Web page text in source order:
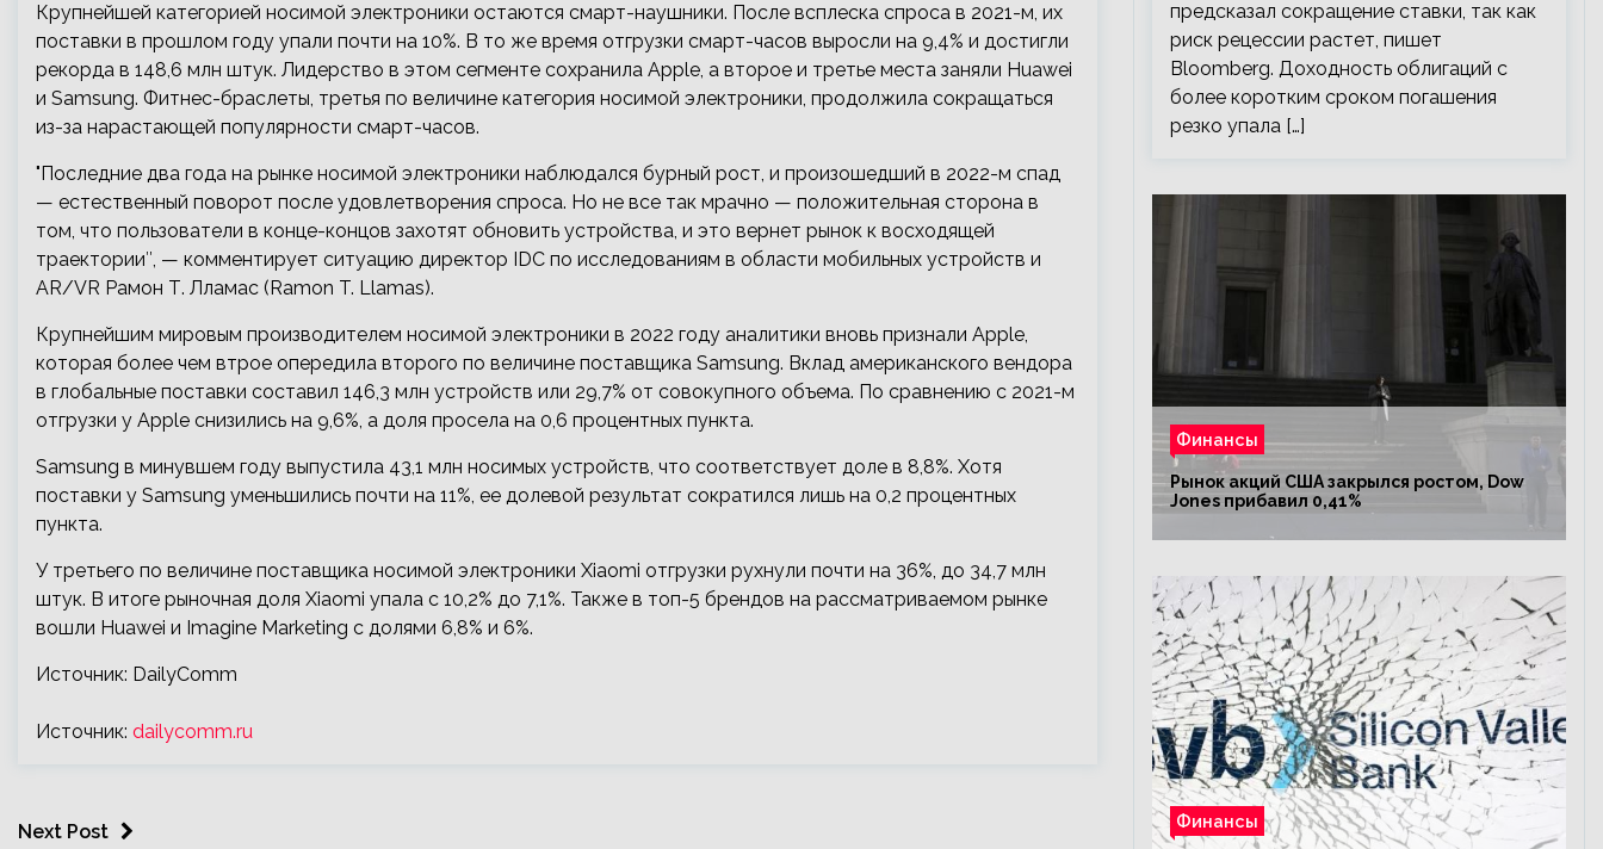
Крупнейшей категорией носимой электроники остаются смарт-наушники. После всплеска спроса в 2021-м, их
поставки в прошлом году упали почти на 10%. В то же время отгрузки смарт-часов выросли на 9,4% и достигли
рекорда в 148,6 млн штук. Лидерство в этом сегменте сохранила Apple, а второе и третье места заняли Huawei
и Samsung. Фитнес-браслеты, третья по величине категория носимой электроники, продолжила сокращаться
из-за нарастающей популярности смарт-часов.
"Последние два года на рынке носимой электроники наблюдался бурный рост, и произошедший в 2022-м спад
— естественный поворот после удовлетворения спроса. Но не все так мрачно — положительная сторона в
том, что пользователи в конце-концов захотят обновить устройства, и это вернет рынок к восходящей
траектории″, — комментирует ситуацию директор IDC по исследованиям в области мобильных устройств и
AR/VR Рамон Т. Лламас (Ramon T. Llamas).
Крупнейшим мировым производителем носимой электроники в 2022 году аналитики вновь признали Apple,
которая более чем втрое опередила второго по величине поставщика Samsung. Вклад американского вендора
в глобальные поставки составил 146,3 млн устройств или 29,7% от совокупного объема. По сравнению с 2021-м
отгрузки у Apple снизились на 9,6%, а доля просела на 0,6 процентных пункта.
Samsung в минувшем году выпустила 43,1 млн носимых устройств, что соответствует доле в 8,8%. Хотя
поставки у Samsung уменьшились почти на 11%, ее долевой результат сократился лишь на 0,2 процентных
пункта.
У третьего по величине поставщика носимой электроники Xiaomi отгрузки рухнули почти на 36%, до 34,7 млн
штук. В итоге рыночная доля Xiaomi упала с 10,2% до 7,1%. Также в топ-5 брендов на рассматриваемом рынке
вошли Huawei и Imagine Marketing с долями 6,8% и 6%.
Источник: DailyComm
Источник: dailycomm.ru
Next Post
предсказал сокращение ставки, так как
риск рецессии растет, пишет
Bloomberg. Доходность облигаций с
более коротким сроком погашения
резко упала […]
Финансы
Рынок акций США закрылся ростом, Dow
Jones прибавил 0,41%
Финансы